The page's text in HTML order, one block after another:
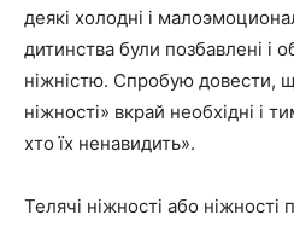
деякі холодні і
дитинства були позбавлені і
ніжністю. Спробую довести,
ніжності» вкрай необхідні і
хто їх ненавидить».
Телячі ніжності або ніжності